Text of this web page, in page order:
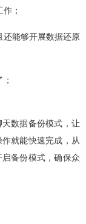
；
能够开展数据还原
数据备份模式，让
就能快速完成，从
备份模式，确保众